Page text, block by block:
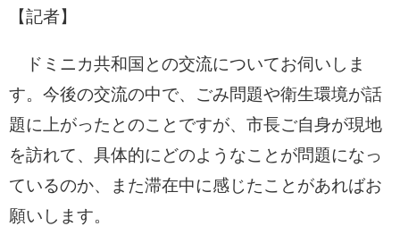
【記者】
ドミニカ共和国との交流についてお伺いしま
す。今後の交流の中で、ごみ問題や衛生環境が話
題に上がったとのことですが、市長ご自身が現地
を訪れて、具体的にどのようなことが問題になっ
ているのか、また滞在中に感じたことがあればお
願いします。